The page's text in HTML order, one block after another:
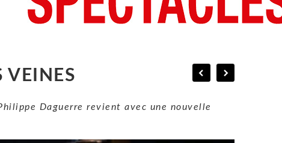
VEINES
Daguerre revient avec une nouvelle